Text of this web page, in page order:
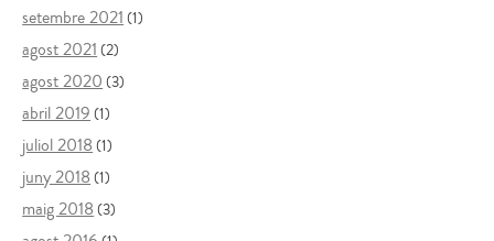
setembre 2021 (1)
agost 2021 (2)
agost 2020 (3)
abril 2019 (1)
juliol 2018 (1)
juny 2018 (1)
maig 2018 (3)